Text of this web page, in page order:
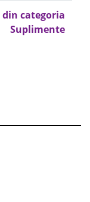
categoria
Suplimente